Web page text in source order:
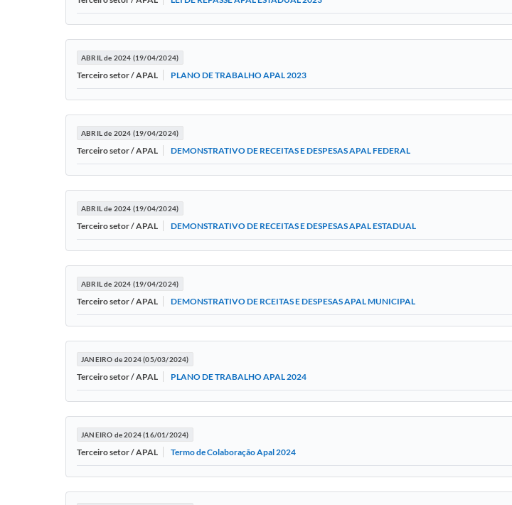
ABRIL de 2024 (19/04/2024)
Terceiro setor / APAL PLANO DE TRABALHO APAL 2023
ABRIL de 2024 (19/04/2024)
Terceiro setor / APAL DEMONSTRATIVO DE RECEITAS E DESPESAS APAL FEDERAL
ABRIL de 2024 (19/04/2024)
Terceiro setor / APAL DEMONSTRATIVO DE RECEITAS E DESPESAS APAL ESTADUAL
ABRIL de 2024 (19/04/2024)
Terceiro setor / APAL DEMONSTRATIVO DE RCEITAS E DESPESAS APAL MUNICIPAL
JANEIRO de 2024 (05/03/2024)
Terceiro setor / APAL PLANO DE TRABALHO APAL 2024
JANEIRO de 2024 (16/01/2024)
Terceiro setor / APAL Termo de Colaboração Apal 2024